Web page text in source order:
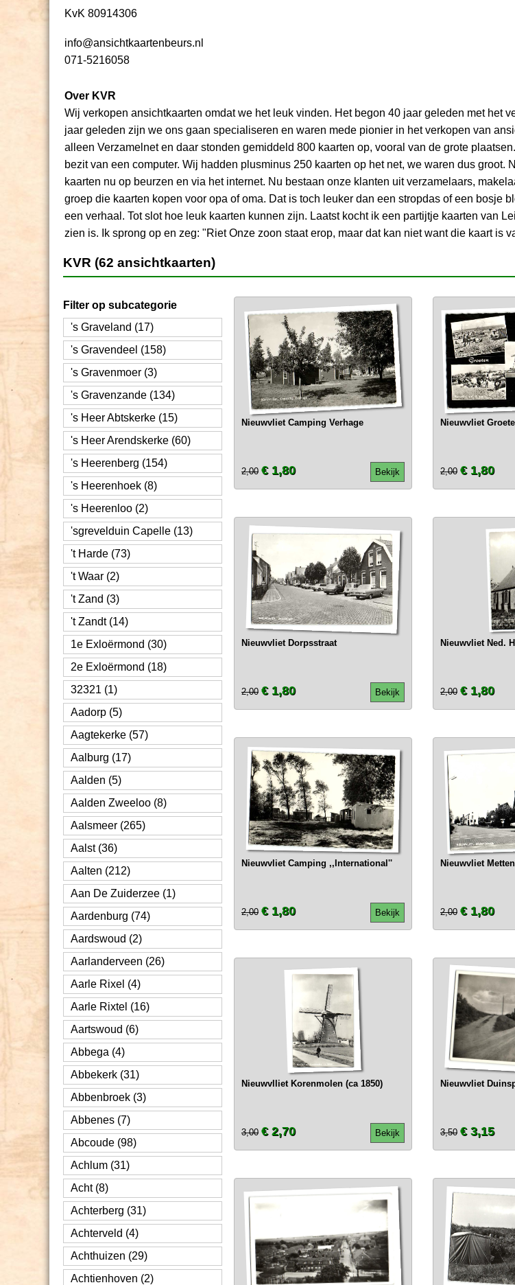
KvK 80914306
info@ansichtkaartenbeurs.nl
071-5216058
Over KVR
Wij verkopen ansichtkaarten omdat we het leuk vinden. Het begon 40 jaar geleden met het
jaar geleden zijn we ons gaan specialiseren en waren mede pionier in het verkopen van
alleen Verzamelnet en daar stonden gemiddeld 800 kaarten op, vooral van de grote
bezit van een computer. Wij hadden plusminus 250 kaarten op het net, we waren dus
kaarten nu op beurzen en via het internet. Nu bestaan onze klanten uit verzamelaars,
groep die kaarten kopen voor opa of oma. Dat is toch leuker dan een stropdas of een bosje
een verhaal. Tot slot hoe leuk kaarten kunnen zijn. Laatst kocht ik een partijtje kaarten van
zien is. Ik sprong op en zeg: "Riet Onze zoon staat erop, maar dat kan niet want die kaart is
KVR (62 ansichtkaarten)
Filter op subcategorie
's Graveland (17)
's Gravendeel (158)
's Gravenmoer (3)
's Gravenzande (134)
's Heer Abtskerke (15)
's Heer Arendskerke (60)
's Heerenberg (154)
's Heerenhoek (8)
's Heerenloo (2)
'sgrevelduin Capelle (13)
't Harde (73)
't Waar (2)
't Zand (3)
't Zandt (14)
1e Exloërmond (30)
2e Exloërmond (18)
32321 (1)
Aadorp (5)
Aagtekerke (57)
Aalburg (17)
Aalden (5)
Aalden Zweeloo (8)
Aalsmeer (265)
Aalst (36)
Aalten (212)
Aan De Zuiderzee (1)
Aardenburg (74)
Aardswoud (2)
Aarlanderveen (26)
Aarle Rixel (4)
Aarle Rixtel (16)
Aartswoud (6)
Abbega (4)
Abbekerk (31)
Abbenbroek (3)
Abbenes (7)
Abcoude (98)
Achlum (31)
Acht (8)
Achterberg (31)
Achterveld (4)
Achthuizen (29)
Achtienhoven (2)
Nieuwvliet Camping Verhage
Bekijk
2,00 € 1,80
Nieuwvliet
2,00 € 1,80
Nieuwvliet Dorpsstraat
Bekijk
2,00 € 1,80
Nieuwvliet Ned.
2,00 € 1,80
Nieuwvliet Camping ,,International''
Bekijk
2,00 € 1,80
Nieuwvliet
2,00 € 1,80
Nieuwvlliet Korenmolen (ca 1850)
Bekijk
3,00 € 2,70
Nieuwvliet
3,50 € 3,15